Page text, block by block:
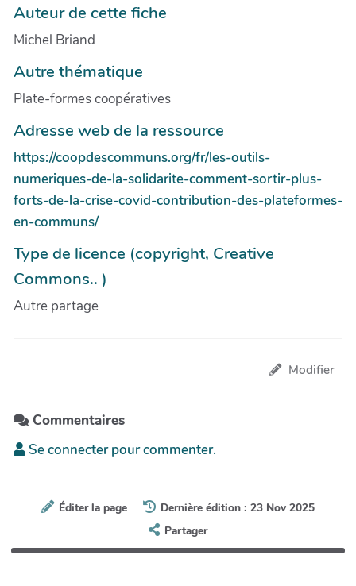
Auteur de cette fiche
Michel Briand
Autre thématique
Plate-formes coopératives
Adresse web de la ressource
https://coopdescommuns.org/fr/les-outils-
numeriques-de-la-solidarite-comment-sortir-plus-
forts-de-la-crise-covid-contribution-des-plateformes-
en-communs/
Type de licence (copyright, Creative
Commons.. )
Autre partage
Modifier
Commentaires
Se connecter pour commenter.
Éditer la page
Dernière édition : 23 Nov 2025
Partager